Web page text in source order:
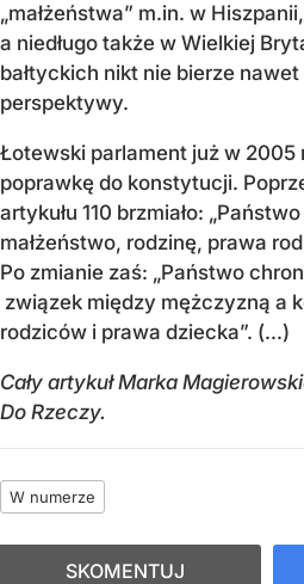
„małżeństwa” m.in. w
a niedługo także w Wielkiej
bałtyckich nikt nie bierze
perspektywy.
Łotewski parlament już w 2005
poprawkę do konstytucji.
artykułu 110 brzmiało:
małżeństwo, rodzinę, prawa
Po zmianie zaś: „Państwo
związek między mężczyzną a
rodziców i prawa dziecka”. (...)
Cały artykuł Marka
Do Rzeczy.
W numerze
SKOMENTUJ